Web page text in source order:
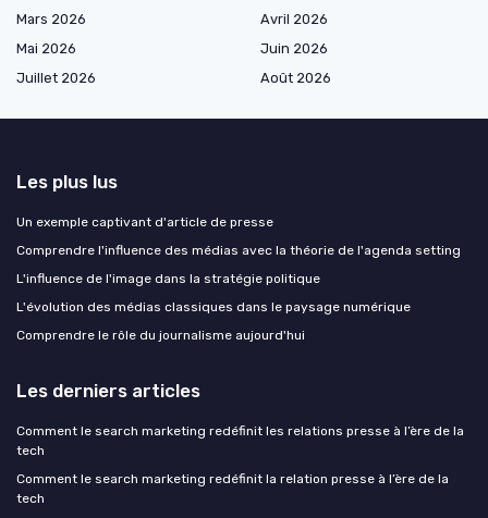
Mars 2026
Avril 2026
Mai 2026
Juin 2026
Juillet 2026
Août 2026
Les plus lus
Un exemple captivant d'article de presse
Comprendre l'influence des médias avec la théorie de l'agenda setting
L'influence de l'image dans la stratégie politique
L'évolution des médias classiques dans le paysage numérique
Comprendre le rôle du journalisme aujourd'hui
Les derniers articles
Comment le search marketing redéfinit les relations presse à l’ère de la
tech
Comment le search marketing redéfinit la relation presse à l’ère de la
tech